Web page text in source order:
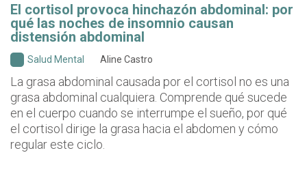
El cortisol provoca hinchazón abdominal: por
qué las noches de insomnio causan
distensión abdominal
Salud Mental Aline Castro
La grasa abdominal causada por el cortisol no es una
grasa abdominal cualquiera. Comprende qué sucede
en el cuerpo cuando se interrumpe el sueño, por qué
el cortisol dirige la grasa hacia el abdomen y cómo
regular este ciclo.